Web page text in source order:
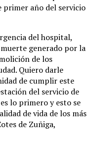
primer año del servicio
del hospital,
generado por la
de los
Quiero darle
de cumplir este
del servicio de
lo primero y esto se
de vida de los más
de Zuñiga,